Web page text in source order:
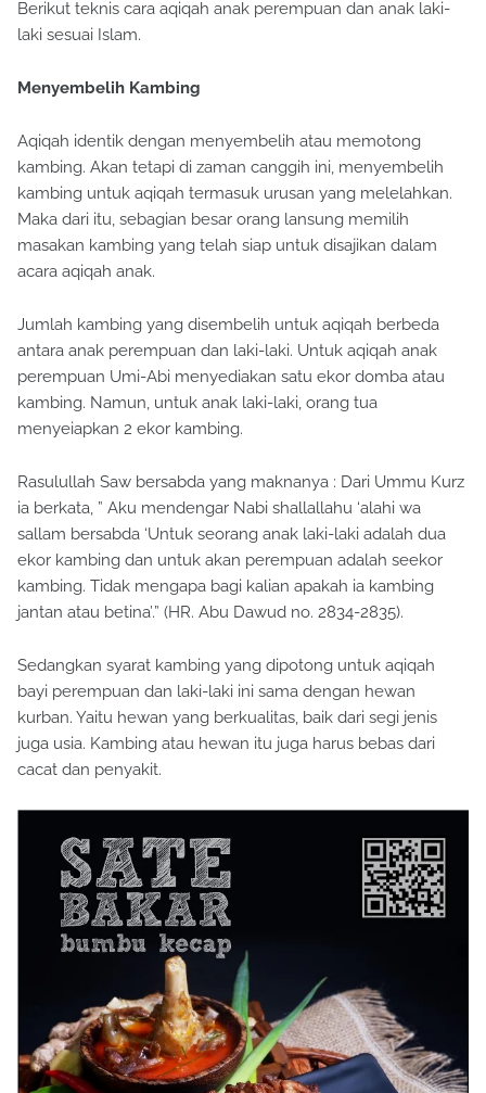
Berikut teknis cara aqiqah anak perempuan dan anak laki-
laki sesuai Islam.
Menyembelih Kambing
Aqiqah identik dengan menyembelih atau memotong
kambing. Akan tetapi di zaman canggih ini, menyembelih
kambing untuk aqiqah termasuk urusan yang melelahkan.
Maka dari itu, sebagian besar orang lansung memilih
masakan kambing yang telah siap untuk disajikan dalam
acara aqiqah anak.
Jumlah kambing yang disembelih untuk aqiqah berbeda
antara anak perempuan dan laki-laki. Untuk aqiqah anak
perempuan Umi-Abi menyediakan satu ekor domba atau
kambing. Namun, untuk anak laki-laki, orang tua
menyeiapkan 2 ekor kambing.
Rasulullah Saw bersabda yang maknanya : Dari Ummu Kurz
ia berkata, ” Aku mendengar Nabi shallallahu ‘alahi wa
sallam bersabda ‘Untuk seorang anak laki-laki adalah dua
ekor kambing dan untuk akan perempuan adalah seekor
kambing. Tidak mengapa bagi kalian apakah ia kambing
jantan atau betina’.” (HR. Abu Dawud no. 2834-2835).
Sedangkan syarat kambing yang dipotong untuk aqiqah
bayi perempuan dan laki-laki ini sama dengan hewan
kurban. Yaitu hewan yang berkualitas, baik dari segi jenis
juga usia. Kambing atau hewan itu juga harus bebas dari
cacat dan penyakit.